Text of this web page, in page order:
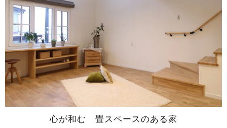
心が和む 畳スペースのある家